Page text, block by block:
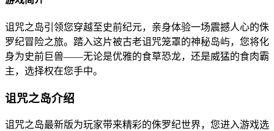
诅咒之岛引领您穿越至史前纪元，亲身体验一场震撼人心的侏
罗纪冒险之旅。踏入这片被古老诅咒笼罩的神秘岛屿，您将化
身为史前巨兽——无论是优雅的食草恐龙，还是威猛的食肉霸
主，选择权在您手中。
诅咒之岛介绍
诅咒之岛最新版为玩家带来精彩的侏罗纪世界，您进入游戏选